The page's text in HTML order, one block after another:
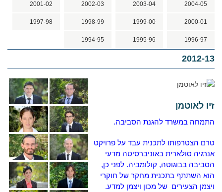
2004-05
2003-04
2002-03
2001-02
2000-01
1999-00
1998-99
1997-98
1996-97
1995-96
1994-95
2012-13
זיו לאוטמן
התמחה במשרד להגנת הסביבה.
טרם הצטרפותו לתכנית עבד על פרויקט
אנרגיה סולארית באוניברסיטה מדעי
הסביבה בבוגוטה, קולומביה. לפני כן,
הוא השתתף בתכנית מחקר של חוקרי
ויצמן הצעירים של מכון ויצמן למדע.